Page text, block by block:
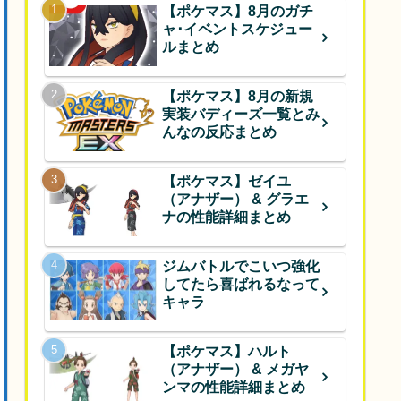
【ポケマス】8月のガチ
ャ･イベントスケジュー
ルまとめ
【ポケマス】8月の新規
実装バディーズ一覧とみ
んなの反応まとめ
【ポケマス】ゼイユ
（アナザー） & グラエ
ナの性能詳細まとめ
ジムバトルでこいつ強化
してたら喜ばれるなって
キャラ
【ポケマス】ハルト
（アナザー） & メガヤ
ンマの性能詳細まとめ